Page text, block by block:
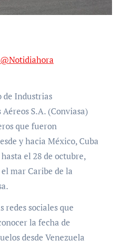
S.A. (Conviasa)
que fueron
y hacia México, Cuba
el 28 de octubre,
mar Caribe de la
redes sociales que
la fecha de
desde Venezuela